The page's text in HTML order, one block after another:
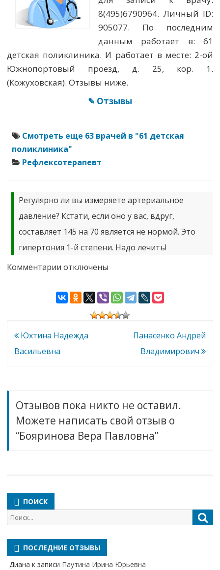
8(495)6790964. Личный ID:
905077. По последним
данным работает в: 61
детская поликлиника. И работает в месте: 2-ой
Южнопортовый проезд, д. 25, кор. 1.
(Кожуховская). Отзывы ниже.
✎ Отзывы
Смотреть еще 63 врачей в "61 детская
поликлиника"
Рефлексотерапевт
Регулярно ли вы измеряете артериальное
давление? Кстати, если оно у вас, вдруг,
составляет 145 на 70 является не нормой. Это
гипертония 1-й степени. Надо лечить!
Комментарии к
Вера
Павловна
отключены
Навигация
по
Юхтина Надежда
Васильевна
Панасенко Андрей
Владимирович
Отзывов пока никто не оставил.
Можете написать свой отзыв о
“Бояринова Вера Павловна”
ПОИСК
Поиск
для:
ПОСЛЕДНИЕ ОТЗЫВЫ
Диана к записи Паутина Ирина Юрьевна